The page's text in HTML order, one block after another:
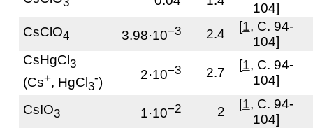
104]
CsClO4 3.98·10−3 2.4
[1, С. 94-
104]
CsHgCl 3
(Cs+, HgCl 3
-)
2·10−3 2.7
[1, С. 94-
104]
CsIO3 1·10−2 2
[1, С. 94-
104]